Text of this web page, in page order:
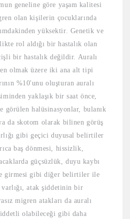
geneline göre yaşam kalitesi
olan kişilerin çocuklarında
yüksektir. Genetik ve
rol aldığı bir hastalık olan
bir hastalık değildir. Auralı
olmak üzere iki ana alt tipi
%10'unu oluşturan auralı
yaklaşık bir saat önce,
görülen halüsinasyonlar, bulanık
da skotom olarak bilinen görüş
gibi geçici duyusal belirtiler
baş dönmesi, hissizlik,
güçsüzlük, duyu kaybı
girmesi gibi diğer belirtiler ile
atak şiddetinin bir
migren atakları da auralı
olabileceği gibi daha